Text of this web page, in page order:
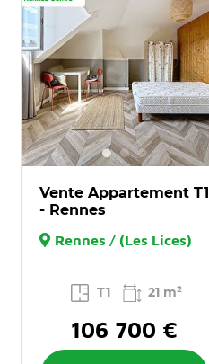
Vente Appartement T1
- Rennes
Rennes / (Les Lices)
T1 21 m²
106 700 €